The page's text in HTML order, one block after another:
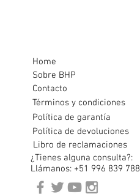
Home
Sobre BHP
Contacto
Términos y condiciones
Política de garantía
Política de devoluciones
Libro de reclamaciones
¿Tienes alguna consulta?:
Llámanos: +51 996 839 788